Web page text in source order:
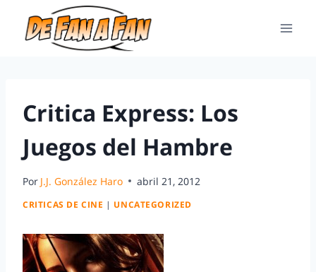
Critica Express: Los
Juegos del Hambre
Por J.J. González Haro abril 21, 2012
CRITICAS DE CINE | UNCATEGORIZED